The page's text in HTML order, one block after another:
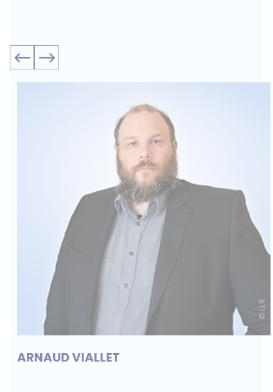
ARNAUD VIALLET